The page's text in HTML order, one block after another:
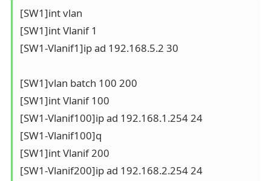
[SW1]int vlan
[SW1]int Vlanif 1
[SW1-Vlanif1]ip ad 192.168.5.2 30
[SW1]vlan batch 100 200
[SW1]int Vlanif 100
[SW1-Vlanif100]ip ad 192.168.1.254 24
[SW1-Vlanif100]q
[SW1]int Vlanif 200
[SW1-Vlanif200]ip ad 192.168.2.254 24